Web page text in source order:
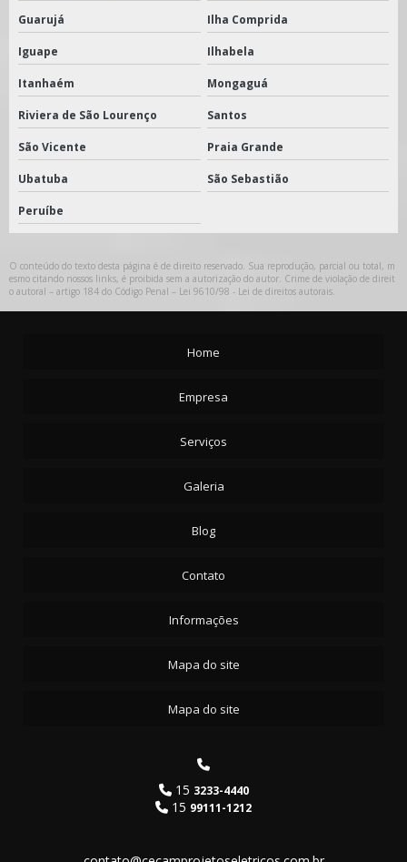
Guarujá Ilha Comprida
Iguape Ilhabela
Itanhaém Mongaguá
Riviera de São Lourenço Santos
São Vicente Praia Grande
Ubatuba São Sebastião
Peruíbe
O conteúdo do texto desta página é de direito reservado. Sua reprodução, parcial ou total, m
esmo citando nossos links, é proibida sem a autorização do autor. Crime de violação de direit
o autoral – artigo 184 do Código Penal – Lei 9610/98 - Lei de direitos autorais.
Home
Empresa
Serviços
Galeria
Blog
Contato
Informações
Mapa do site
Mapa do site
15 3233-4440
15 99111-1212